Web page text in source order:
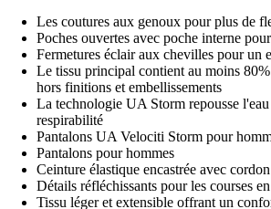
Les coutures aux genoux pour plus de
Poches ouvertes avec poche interne
Fermetures éclair aux chevilles pour un
Le tissu principal contient au moins
hors finitions et embellissements
La technologie UA Storm repousse
respirabilité
Pantalons UA Velociti Storm pour
Pantalons pour hommes
Ceinture élastique encastrée avec
Détails réfléchissants pour les courses
Tissu léger et extensible offrant un